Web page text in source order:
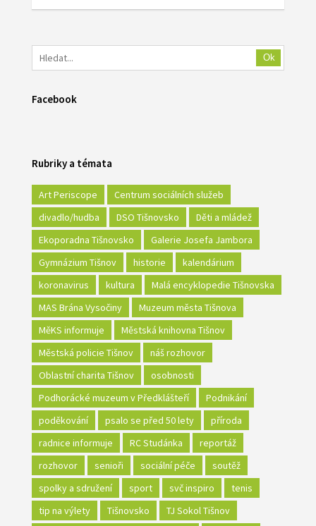
Ok
Facebook
Rubriky a témata
Art Periscope
Centrum sociálních služeb
divadlo/hudba
DSO Tišnovsko
Děti a mládež
Ekoporadna Tišnovsko
Galerie Josefa Jambora
Gymnázium Tišnov
historie
kalendárium
koronavirus
kultura
Malá encyklopedie Tišnovska
MAS Brána Vysočiny
Muzeum města Tišnova
MěKS informuje
Městská knihovna Tišnov
Městská policie Tišnov
náš rozhovor
Oblastní charita Tišnov
osobnosti
Podhorácké muzeum v Předklášteří
Podnikání
poděkování
psalo se před 50 lety
příroda
radnice informuje
RC Studánka
reportáž
rozhovor
senioři sociální péče
soutěž
spolky a sdružení
sport svč inspiro
tenis
tip na výlety
Tišnovsko
TJ Sokol Tišnov